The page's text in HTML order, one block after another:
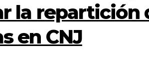
la repartición
en CNJ